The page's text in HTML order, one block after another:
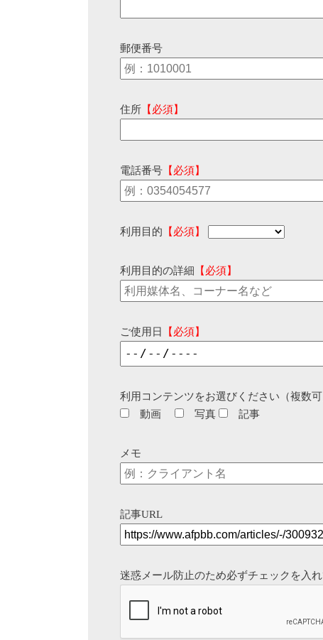
郵便番号
住所 【必須】
電話番号 【必須】
利用目的 【必須】
利用目的の詳細 【必須】
ご使用日 【必須】
利用コンテンツをお選びください（複数可
動画
写真 記事
メモ
記事URL
迷惑メール防止のため必ずチェックを入